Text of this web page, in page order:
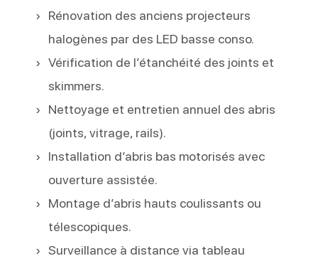
Rénovation des anciens projecteurs
halogènes par des LED basse conso.
Vérification de l’étanchéité des joints et
skimmers.
Nettoyage et entretien annuel des abris
(joints, vitrage, rails).
Installation d’abris bas motorisés avec
ouverture assistée.
Montage d’abris hauts coulissants ou
télescopiques.
Surveillance à distance via tableau